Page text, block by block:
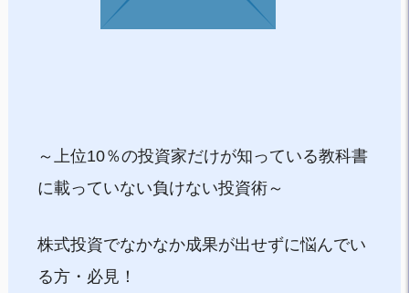
～上位10％の投資家だけが知っている教科書
に載っていない負けない投資術～
株式投資でなかなか成果が出せずに悩んでい
る方・必見！